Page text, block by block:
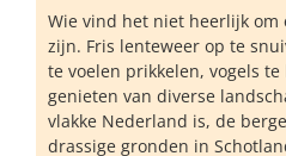
Wie vind het niet heerlijk om
zijn. Fris lenteweer op te
te voelen prikkelen, vogels
genieten van diverse
vlakke Nederland is, de
drassige gronden in